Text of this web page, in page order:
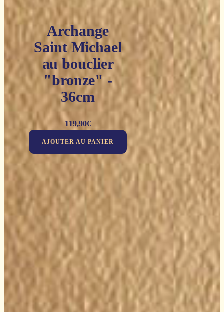
Archange
Saint Michael
au bouclier
"bronze" -
36cm
119,90€
AJOUTER AU PANIER